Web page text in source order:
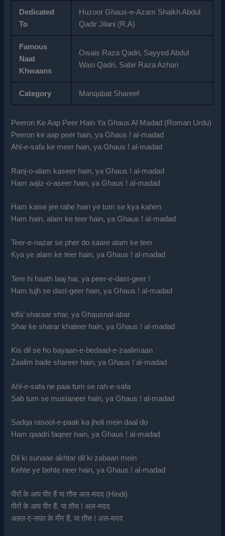
Dedicated
To
Huzoor Ghaus-e-Azam Shaikh Abdul
Qadir Jilani (R.A)
Famous
Naat
Khwaans
Owais Raza Qadri, Sayyed Abdul
Wasi Qadri, Sabir Raza Azhari
Category Manqabat Shareef
Peeron Ke Aap Peer Hain Ya Ghaus Al Madad (Roman Urdu)
Peeron ke aap peer hain, ya Ghaus ! al-madad
Ahl-e-safa ke meer hain, ya Ghaus ! al-madad
Ranj-o-alam kaseer hain, ya Ghaus ! al-madad
Ham aajiz-o-aseer hain, ya Ghaus ! al-madad
Ham kaise jee rahe hain ye tum se kya kahen
Ham hain, alam ke teer hain, ya Ghaus ! al-madad
Teer-e-nazar se pher do saare alam ke teer
Kya ye alam ke teer hain, ya Ghaus ! al-madad
Tere hi haath laaj hai, ya peer-e-dast-geer !
Ham tujh se dast-geer hain, ya Ghaus ! al-madad
Idfa’ sharaar shar, ya Ghausnal-abar
Shar ke sharar khateer hain, ya Ghaus ! al-madad
Kis dil se ho bayaan-e-bedaad-e-zaalimaan
Zaalim bade shareer hain, ya Ghaus ! al-madad
Ahl-e-safa ne paai tum se rah-e-safa
Sab tum se mustaneer hain, ya Ghaus ! al-madad
Sadqa rasool-e-paak ka jholi mein daal do
Ham qaadri faqeer hain, ya Ghaus ! al-madad
Dil ki sunaae akhtar dil ki zabaan mein
Kehte ye behte neer hain, ya Ghaus ! al-madad
पीरों के आप पीर हैं या ग़ौस अल-मदद (Hindi)
पीरों के आप पीर हैं, या ग़ौस ! अल-मदद
अहल-ए-सफ़ा के मीर हैं, या ग़ौस ! अल-मदद